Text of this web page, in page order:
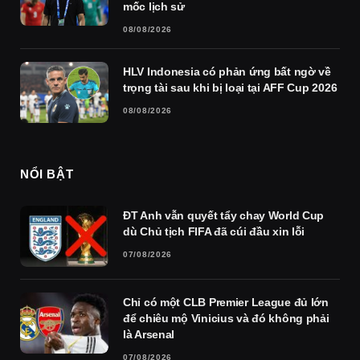
mốc lịch sử
08/08/2026
HLV Indonesia có phản ứng bất ngờ về
trọng tài sau khi bị loại tại AFF Cup 2026
08/08/2026
NỔI BẬT
ĐT Anh vẫn quyết tẩy chay World Cup
dù Chủ tịch FIFA đã cúi đầu xin lỗi
07/08/2026
Chỉ có một CLB Premier League đủ lớn
để chiêu mộ Vinicius và đó không phải
là Arsenal
07/08/2026